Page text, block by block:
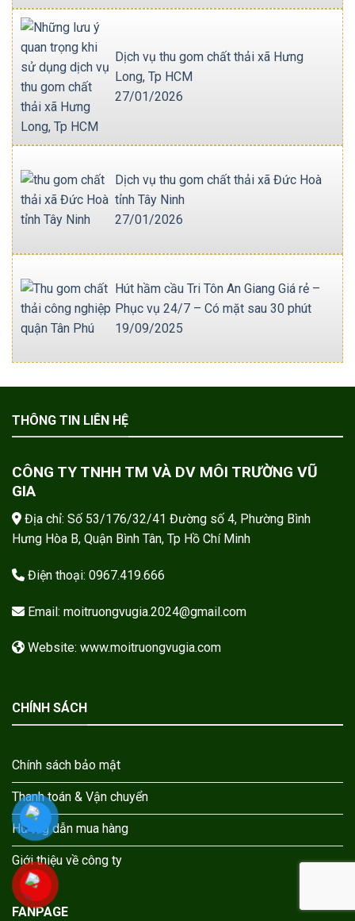
Dịch vụ thu gom chất thải xã Hưng
Long, Tp HCM
27/01/2026
Dịch vụ thu gom chất thải xã Đức Hoà
tỉnh Tây Ninh
27/01/2026
Hút hầm cầu Tri Tôn An Giang Giá rẻ –
Phục vụ 24/7 – Có mặt sau 30 phút
19/09/2025
THÔNG TIN LIÊN HỆ
CÔNG TY TNHH TM VÀ DV MÔI TRƯỜNG VŨ
GIA
Địa chỉ: Số 53/176/32/41 Đường số 4, Phường Bình
Hưng Hòa B, Quận Bình Tân, Tp Hồ Chí Minh
Điện thoại: 0967.419.666
Email: moitruongvugia.2024@gmail.com
Website: www.moitruongvugia.com
CHÍNH SÁCH
Chính sách bảo mật
Thanh toán & Vận chuyển
Hướng dẫn mua hàng
Giới thiệu về công ty
FANPAGE